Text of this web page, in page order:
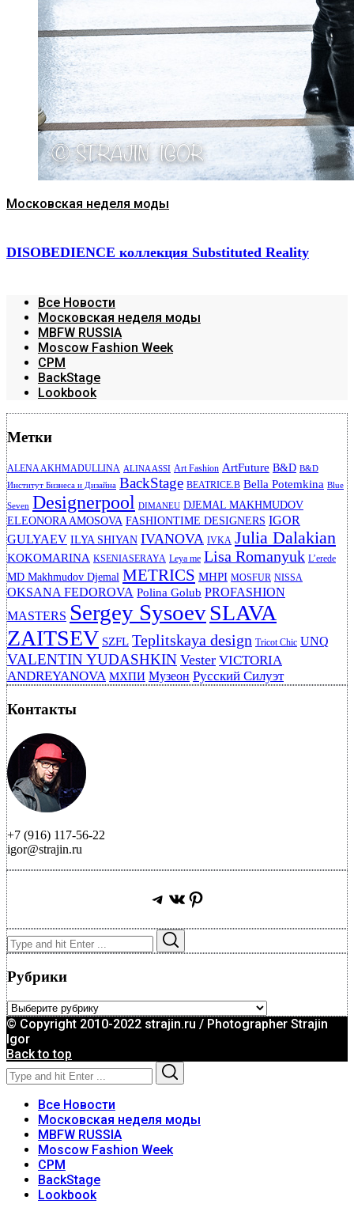
Московская неделя моды
DISOBEDIENCE коллекция Substituted Reality
Все Новости
Московская неделя моды
MBFW RUSSIA
Moscow Fashion Week
CPM
BackStage
Lookbook
Метки
ALENA AKHMADULLINA ALINA ASSI Art Fashion ArtFuture B&D B&D
Институт Бизнеса и Дизайна BackStage BEATRICE.B Bella Potemkina Blue
Seven Designerpool DIMANEU DJEMAL MAKHMUDOV
ELEONORA AMOSOVA FASHIONTIME DESIGNERS IGOR
GULYAEV ILYA SHIYAN IVANOVA IVKA Julia Dalakian
KOKOMARINA KSENIASERAYA Leya me Lisa Romanyuk L’erede
MD Makhmudov Djemal METRICS MHPI MOSFUR NISSA
OKSANA FEDOROVA Polina Golub PROFASHION
MASTERS Sergey SysoevSLAVA
ZAITSEV SZFL Teplitskaya design Tricot Chic UNQ
VALENTIN YUDASHKIN Vester VICTORIA
ANDREYANOVA МХПИ Музеон Русский Силуэт
Контакты
+7 (916) 117-56-22
igor@strajin.ru
Telegram
ВКонтакте
Pinterest
Search
for:
Рубрики
Рубрики
© Copyright 2010-2022 strajin.ru / Photographer Strajin
Igor
Back to top
Search
for:
Все Новости
Московская неделя моды
MBFW RUSSIA
Moscow Fashion Week
CPM
BackStage
Lookbook